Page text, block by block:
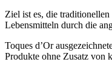
Ziel ist es, die
Lebensmitteln durch die
Toques d’Or
Produkte ohne Zusatz von